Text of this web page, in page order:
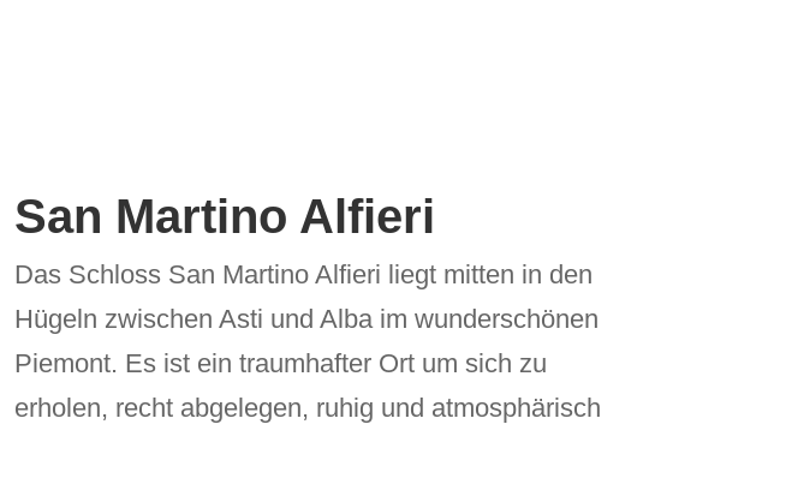
San Martino Alfieri
Das Schloss San Martino Alfieri liegt mitten in den
Hügeln zwischen Asti und Alba im wunderschönen
Piemont. Es ist ein traumhafter Ort um sich zu
erholen, recht abgelegen, ruhig und atmosphärisch